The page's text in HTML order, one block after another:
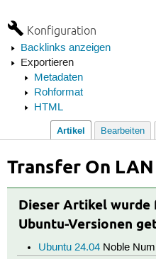
Konfiguration
Backlinks anzeigen
Exportieren
Metadaten
Rohformat
HTML
Artikel Bearbeiten
Transfer On LAN
Dieser Artikel wurde
Ubuntu-Versionen
Ubuntu 24.04Noble